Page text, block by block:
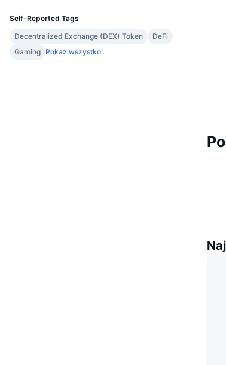
Self-Reported Tags
Decentralized Exchange (DEX) Token
DeFi
Gaming Pokaż wszystko